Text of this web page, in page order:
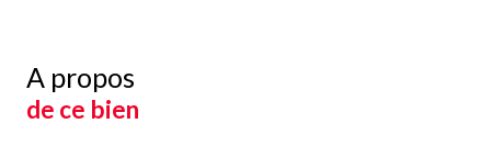
A propos
de ce bien